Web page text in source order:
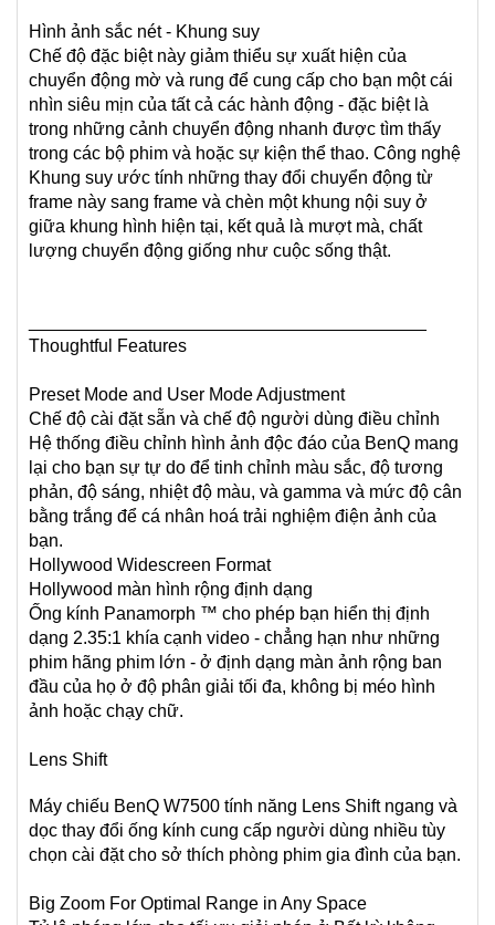
Hình ảnh sắc nét - Khung suy
Chế độ đặc biệt này giảm thiểu sự xuất hiện của
chuyển động mờ và rung để cung cấp cho bạn một cái
nhìn siêu mịn của tất cả các hành động - đặc biệt là
trong những cảnh chuyển động nhanh được tìm thấy
trong các bộ phim và hoặc sự kiện thể thao. Công nghệ
Khung suy ước tính những thay đổi chuyển động từ
frame này sang frame và chèn một khung nội suy ở
giữa khung hình hiện tại, kết quả là mượt mà, chất
lượng chuyển động giống như cuộc sống thật.
Thoughtful Features
Preset Mode and User Mode Adjustment
Chế độ cài đặt sẵn và chế độ người dùng điều chỉnh
Hệ thống điều chỉnh hình ảnh độc đáo của BenQ mang
lại cho bạn sự tự do để tinh chỉnh màu sắc, độ tương
phản, độ sáng, nhiệt độ màu, và gamma và mức độ cân
bằng trắng để cá nhân hoá trải nghiệm điện ảnh của
bạn.
Hollywood Widescreen Format
Hollywood màn hình rộng định dạng
Ống kính Panamorph ™ cho phép bạn hiển thị định
dạng 2.35:1 khía cạnh video - chẳng hạn như những
phim hãng phim lớn - ở định dạng màn ảnh rộng ban
đầu của họ ở độ phân giải tối đa, không bị méo hình
ảnh hoặc chạy chữ.
Lens Shift
Máy chiếu BenQ W7500 tính năng Lens Shift ngang và
dọc thay đổi ống kính cung cấp người dùng nhiều tùy
chọn cài đặt cho sở thích phòng phim gia đình của bạn.
Big Zoom For Optimal Range in Any Space